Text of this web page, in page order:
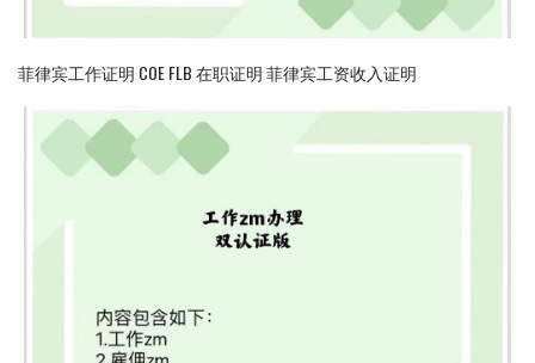
菲律宾工作证明 COE FLB 在职证明 菲律宾工资收入证明